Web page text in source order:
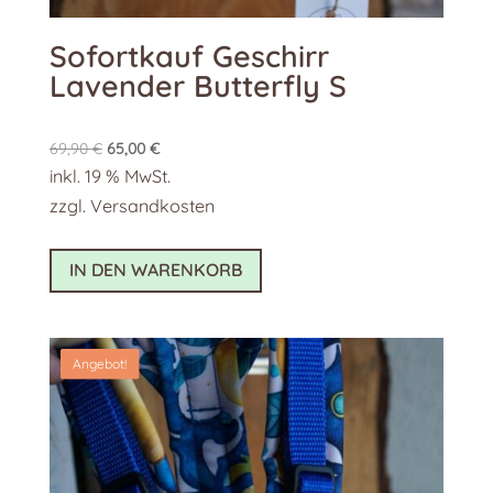
Sofortkauf Geschirr
Lavender Butterfly S
69,90€ Ursprünglicher
Preis
65,00 €Aktueller
Preis
ist:
inkl. 19 % MwSt.
zzgl. Versandkosten
IN DEN WARENKORB
Angebot!